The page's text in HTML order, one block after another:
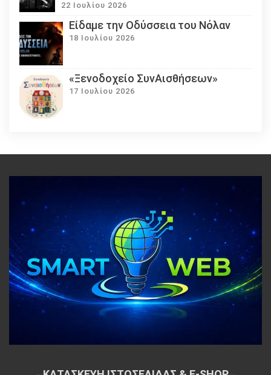
22 Ιουλίου 2026
Eίδαμε την Οδύσσεια του Νόλαν
18 Ιουλίου 2026
«Ξενοδοχείο ΣυνΑισθήσεων»
17 Ιουλίου 2026